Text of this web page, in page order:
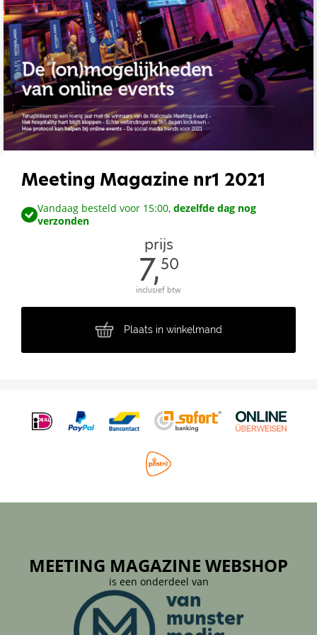
Meeting Magazine nr1 2021
Vandaag besteld voor 15:00,dezelfde dag nog
verzonden
prijs
7,50
inclusief btw
Plaats in winkelmand
MEETING MAGAZINE WEBSHOP
is een onderdeel van